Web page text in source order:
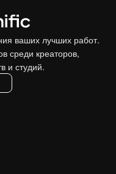
ваших лучших работ.
среди креаторов,
и студий.